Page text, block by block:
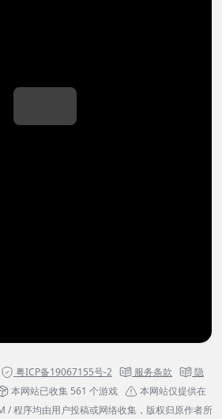
粤ICP备19067155号-2 服务条款
隐
本网站已收集 561 个游戏
本网站仅提供在
/ 程序均由用户投稿或网络收集，版权归原作者所